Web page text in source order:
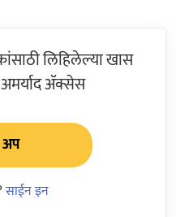
लिहिलेल्या खास
ॲक्सेस
साईन इन